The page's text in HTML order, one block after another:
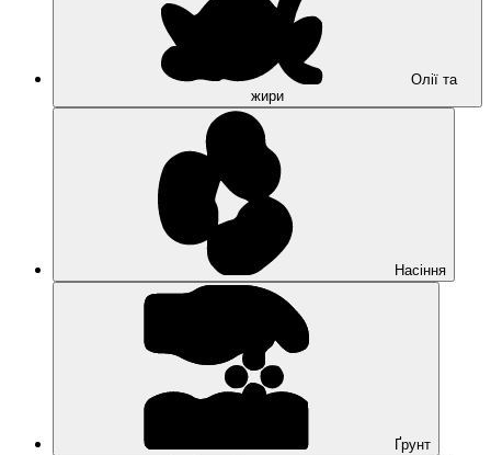
Олії та
жири
Насіння
Ґрунт